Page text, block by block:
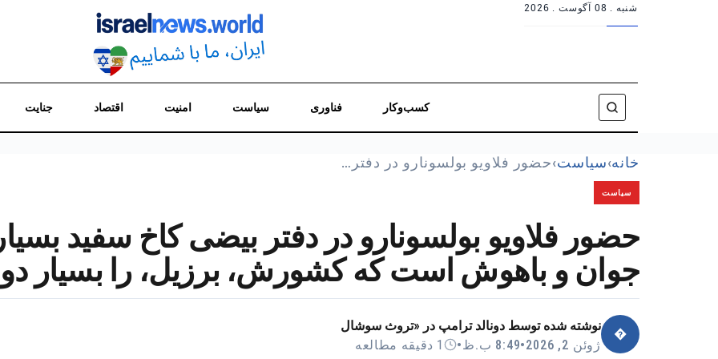
شنبه . 08 آگوست . 2026
کسب‌وکار فناوری سیاست امنیت اقتصاد جنایت
خانه›سیاست›حضور فلاویو بولسونارو در دفتر…
سیاست
حضور فلاویو بولسونارو در دفتر بیضی کاخ سفید
جوان و باهوش است که کشورش، برزیل، را بسیار
�
نوشته شده توسط دونالد ترامپ در «تروث سوشال
ژوئن 2, 2026
•8:49 ب.ظ • 1 دقیقه مطالعه